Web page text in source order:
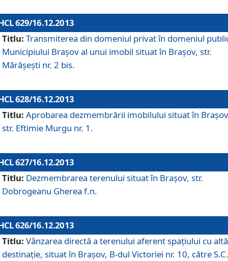
629/16.12.2013
Titlu: Transmiterea din domeniul privat în domeniul
Municipiului Braşov al unui imobil situat în Braşov, str.
Mărăşeşti nr. 2 bis.
628/16.12.2013
Titlu: Aprobarea dezmembrării imobilului situat în
str. Eftimie Murgu nr. 1.
627/16.12.2013
Titlu: Dezmembrarea terenului situat în Braşov, str.
Dobrogeanu Gherea f.n.
626/16.12.2013
Titlu: Vânzarea directă a terenului aferent spaţiului cu altă
destinaţie, situat în Braşov, B-dul Victoriei nr. 10, către S.C.